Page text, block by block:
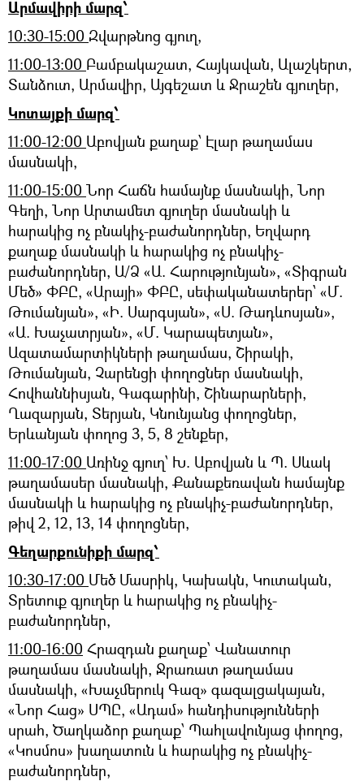
Արմավիրի մարզ՝
10:30-15:00 Զվարթնոց գյուղ,
11:00-13:00 Բամբակաշատ, Հայկավան, Ալաշկերտ,
Տանձուտ, Արմավիր, Այգեշատ և Ջրաշեն գյուղեր,
Կոտայքի մարզ՝
11:00-12:00 Աբովյան քաղաք՝ Էլար թաղամաս
մասնակի,
11:00-15:00 Նոր Հաճն համայնք մասնակի, Նոր
Գեղի, Նոր Արտամետ գյուղեր մասնակի և
հարակից ոչ բնակիչ-բաժանորդներ, Եղվարդ
քաղաք մասնակի և հարակից ոչ բնակիչ-
բաժանորդներ, Ա/Ձ «Ա. Հարությունյան», «Տիգրան
Մեծ» ՓԲԸ, «Արայի» ՓԲԸ, սեփականատերեր՝ «Մ.
Թումանյան», «Ի. Սարգսյան», «Ս. Թադևոսյան»,
«Ա. Խաչատրյան», «Մ. Կարապետյան»,
Ազատամարտիկների թաղամաս, Շիրակի,
Թումանյան, Չարենցի փողոցներ մասնակի,
Հովհաննիսյան, Գագարինի, Շինարարների,
Ղազարյան, Տերյան, Կնունյանց փողոցներ,
Երևանյան փողոց 3, 5, 8 շենքեր,
11:00-17:00 Առինջ գյուղ՝ Խ. Աբովյան և Պ. Սևակ
թաղամասեր մասնակի, Քանաքեռավան համայնք
մասնակի և հարակից ոչ բնակիչ-բաժանորդներ,
թիվ 2, 12, 13, 14 փողոցներ,
Գեղարքունիքի մարզ՝
10:30-17:00 Մեծ Մասրիկ, Կախակն, Կուտական,
Տրետուք գյուղեր և հարակից ոչ բնակիչ-
բաժանորդներ,
11:00-16:00 Հրազդան քաղաք՝ Վանատուր
թաղամաս մասնակի, Ջրառատ թաղամաս
մասնակի, «Խաչմերուկ Գազ» գազալցակայան,
«Նոր Հաց» ՍՊԸ, «Ադամ» հանդիսությունների
սրահ, Ծաղկաձոր քաղաք՝ Պահլավունյաց փողոց,
«Կոսմոս» խաղատուն և հարակից ոչ բնակիչ-
բաժանորդներ,